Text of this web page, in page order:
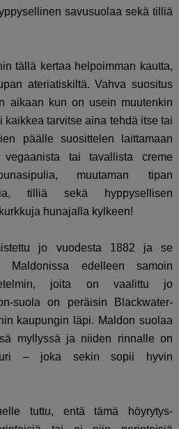
savusuolaa sekä tilliä
tällä kertaa helpoimman kautta,
ateriatiskiltä. Vahva suositus
aikaan kun on usein muutenkin
kaikkea tarvitse aina tehdä itse tai
päälle suosittelen laittamaan
tai tavallista creme
muutaman tipan
tilliä sekä hyppysellisen
hunajalla kylkeen!
jo vuodesta 1882 ja se
Maldonissa edelleen samoin
joita on vaalittu jo
suola on peräisin Blackwater-
kaupungin läpi. Maldon suolaa
myllyssä ja niiden rinnalle on
– joka sekin sopii hyvin
tuttu, entä tämä höyrytys-